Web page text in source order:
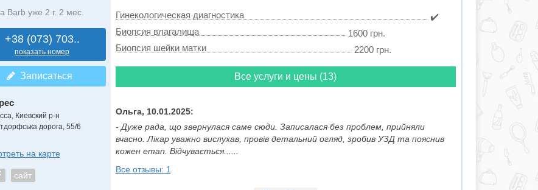
Barb уже 2 г. 2 мес.
+38 (073) 703..
показать номер
Записаться
Киевский р-н
дорога, 55/6
на карте
сайт
Гинекологическая диагностика
✔️
Биопсия влагалища
1600 грн.
Биопсия шейки матки
2200 грн.
Все услуги и цены (13)
Ольга, 10.01.2025:
- Дуже рада, що звернулася саме сюди. Записалася без проблем, прийняли
вчасно. Лікар уважно вислухав, провів детальний огляд, зробив УЗД та пояснив
кожен етап. Відчувається......
Все отзывы: 1